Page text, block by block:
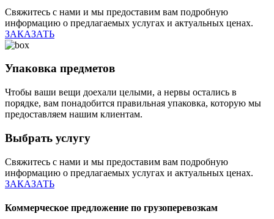
Свяжитесь с нами и мы предоставим вам подробную
информацию о предлагаемых услугах и актуальных ценах.
ЗАКАЗАТЬ
Упаковка предметов
Чтобы ваши вещи доехали целыми, а нервы остались в
порядке, вам понадобится правильная упаковка, которую мы
предоставляем нашим клиентам.
Выбрать услугу
Свяжитесь с нами и мы предоставим вам подробную
информацию о предлагаемых услугах и актуальных ценах.
ЗАКАЗАТЬ
Коммерческое предложение по грузоперевозкам